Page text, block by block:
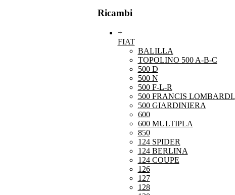
Ricambi
+
FIAT
BALILLA
TOPOLINO 500 A-B-C
500 D
500 N
500 F-L-R
500 FRANCIS LOMBARDI.
500 GIARDINIERA
600
600 MULTIPLA
850
124 SPIDER
124 BERLINA
124 COUPE
126
127
128